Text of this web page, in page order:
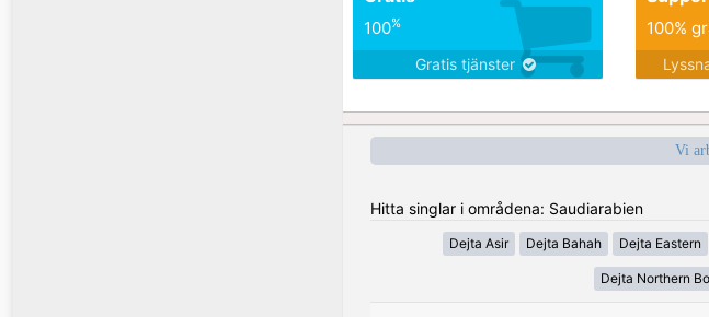
100%
Gratis tjänster
100%
Vi
Hitta singlar i områdena: Saudiarabien
Dejta Asir Dejta Bahah Dejta Eastern
Dejta Northern